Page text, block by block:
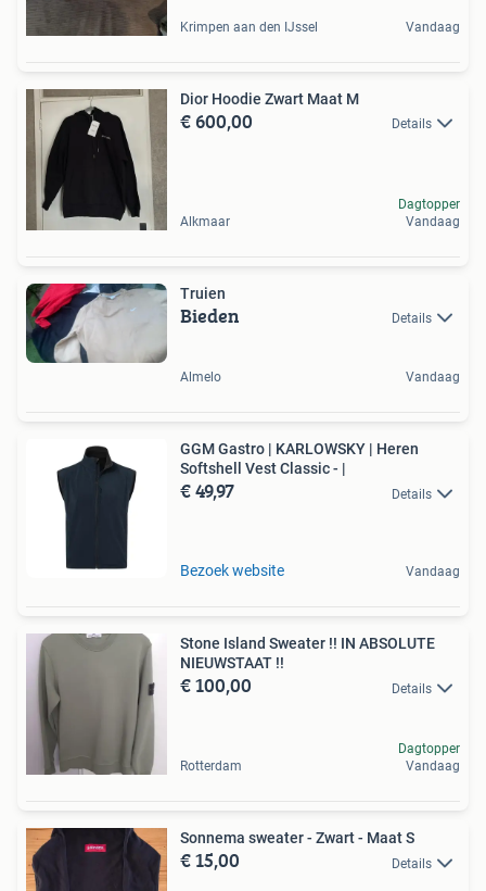
Krimpen aan den IJssel Vandaag
Dior Hoodie Zwart Maat M
€ 600,00 Details
Alkmaar
Dagtopper
Vandaag
Truien
Bieden Details
Almelo Vandaag
GGM Gastro | KARLOWSKY | Heren
Softshell Vest Classic - |
€ 49,97 Details
Bezoek website Vandaag
Stone Island Sweater !! IN ABSOLUTE
NIEUWSTAAT !!
€ 100,00 Details
Rotterdam
Dagtopper
Vandaag
Sonnema sweater - Zwart - Maat S
€ 15,00 Details